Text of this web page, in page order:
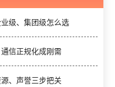
级、集团级怎么选
信正规化成刚需
、声誉三步把关